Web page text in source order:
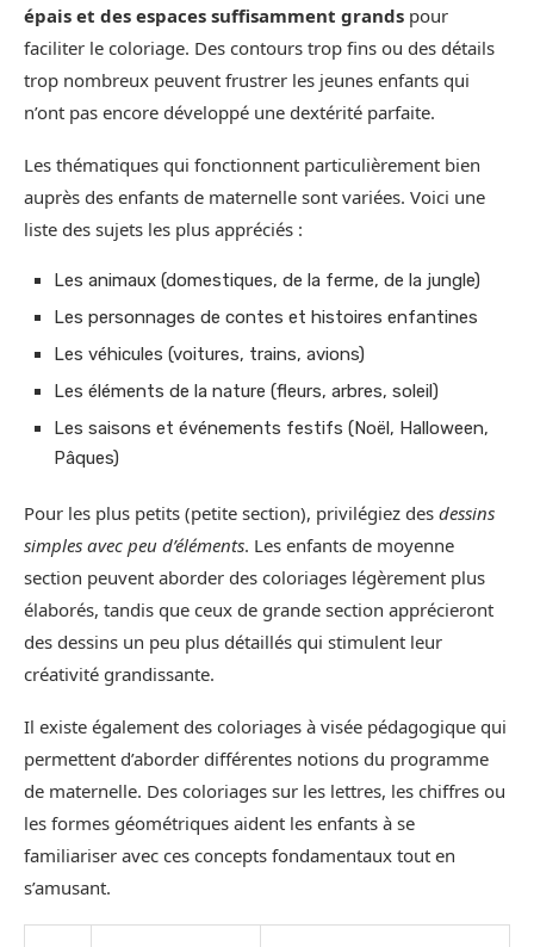
épais et des espaces suffisamment grands pour
faciliter le coloriage. Des contours trop fins ou des détails
trop nombreux peuvent frustrer les jeunes enfants qui
n’ont pas encore développé une dextérité parfaite.
Les thématiques qui fonctionnent particulièrement bien
auprès des enfants de maternelle sont variées. Voici une
liste des sujets les plus appréciés :
Les animaux (domestiques, de la ferme, de la jungle)
Les personnages de contes et histoires enfantines
Les véhicules (voitures, trains, avions)
Les éléments de la nature (fleurs, arbres, soleil)
Les saisons et événements festifs (Noël, Halloween,
Pâques)
Pour les plus petits (petite section), privilégiez des dessins
simples avec peu d’éléments. Les enfants de moyenne
section peuvent aborder des coloriages légèrement plus
élaborés, tandis que ceux de grande section apprécieront
des dessins un peu plus détaillés qui stimulent leur
créativité grandissante.
Il existe également des coloriages à visée pédagogique qui
permettent d’aborder différentes notions du programme
de maternelle. Des coloriages sur les lettres, les chiffres ou
les formes géométriques aident les enfants à se
familiariser avec ces concepts fondamentaux tout en
s’amusant.